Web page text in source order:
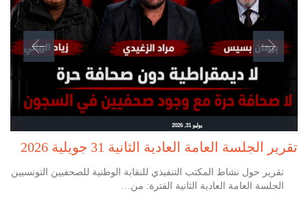
يوليو 31, 2026
تقرير الجلسة العامة العادية الثانية 31 جويلية 2026
تقرير حول نشاط المكتب التنفيذي للنقابة الوطنية للصحفيين التونسيين
الجلسة العامة العادية الثانية الفترة: من…